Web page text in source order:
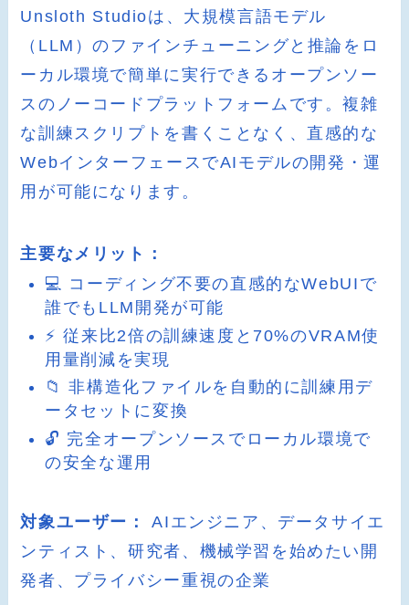
Unsloth Studioは、大規模言語モデル
（LLM）のファインチューニングと推論をロ
ーカル環境で簡単に実行できるオープンソー
スのノーコードプラットフォームです。複雑
な訓練スクリプトを書くことなく、直感的な
WebインターフェースでAIモデルの開発・運
用が可能になります。
主要なメリット：
💻 コーディング不要の直感的なWebUIで
誰でもLLM開発が可能
⚡ 従来比2倍の訓練速度と70%のVRAM使
用量削減を実現
📁 非構造化ファイルを自動的に訓練用デ
ータセットに変換
🔓 完全オープンソースでローカル環境で
の安全な運用
対象ユーザー：
AIエンジニア、データサイエ
ンティスト、研究者、機械学習を始めたい開
発者、プライバシー重視の企業